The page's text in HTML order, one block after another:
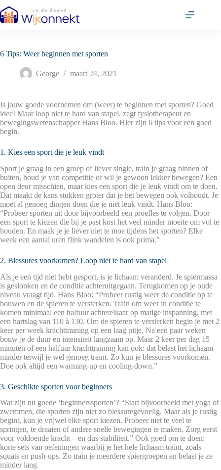
naar
de
6 Tips: Weer beginnen met sporten
George maart 24, 2021
Is jouw goede voornemen om (weer) te beginnen met sporten? Goed
idee! Maar loop niet te hard van stapel, zegt fysiotherapeut en
bewegingswetenschapper Hans Bloo. Hier zijn 6 tips voor een goed
begin.
1. Kies een sport die je leuk vindt
Sport je graag in een groep of liever single, train je graag binnen of
buiten, houd je van competitie of wil je gewoon lekker bewegen? Een
open deur misschien, maar kies een sport die je leuk vindt om te doen.
Dat maakt de kans stukken groter dat je het bewegen ook volhoudt. Je
moet al genoeg dingen doen die je niet leuk vindt. Hans Bloo:
“Probeer sporten uit door bijvoorbeeld een proefles te volgen. Door
een sport te kiezen die bij je past kost het veel minder moeite om vol te
houden. En maak je je liever niet te moe tijdens het sporten? Elke
week een aantal uren flink wandelen is ook prima.”
2. Blessures voorkomen? Loop niet te hard van stapel
Als je een tijd niet hebt gesport, is je lichaam veranderd. Je spiermassa
is geslonken en de conditie achteruitgegaan. Terugkomen op je oude
niveau vraagt tijd. Hans Bloo: “Probeer rustig weer de conditie op te
bouwen en de spieren te versterken. Train om weer in conditie te
komen minimaal een halfuur achterelkaar op matige inspanning, met
een hartslag van 110 à 130. Om de spieren te versterken begin je met 2
keer per week krachttraining op een laag pitje. Na een paar weken
bouw je de duur en intensiteit langzaam op. Maar 2 keer per dag 15
minuten of een halfuur krachttraining kan ook: dat belast het lichaam
minder terwijl je wel genoeg traint. Zo kun je blessures voorkomen.
Doe ook altijd een warming-up en cooling-down.”
3. Geschikte sporten voor beginners
Wat zijn nu goede ‘beginnerssporten’? “Start bijvoorbeeld met yoga of
zwemmen, die sporten zijn niet zo blessuregevoelig. Maar als je rustig
begint, kun je vrijwel elke sport kiezen. Probeer niet te veel te
springen, te draaien of andere snelle bewegingen te maken. Zorg eerst
voor voldoende kracht – en dus stabiliteit.” Ook goed om te doen:
korte sets van oefeningen waarbij je het hele lichaam traint, zoals
squats en push-ups. Zo train je meerdere spiergroepen en belast je ze
minder lang.